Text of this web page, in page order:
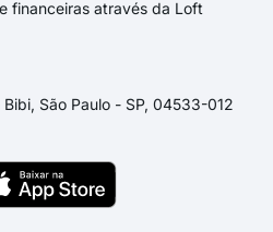
financeiras através da Loft
São Paulo - SP, 04533-012